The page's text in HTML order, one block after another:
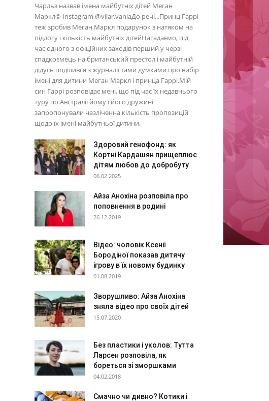
Чарльз назвав імена майбутніх дітей Меган
Маркл© Instagram @vilar.vaniaДо речі...Принц Гаррі
теж зробив Меган Маркл подарунок з натяком на
підлогу і кількість майбутніх дітейНагадаємо, під
час одного з офіційних заходів перший у черзі
спадкоємець на британський престол і майбутній
дідусь поділився з журналістами думками про вибір
імені для дитини Меган Маркл і принца Гаррі.Мій
син Гаррі розповідає мені, що під час їх недавнього
туру по Австралії йому і його дружині
запропонували незліченна кількість пропозицій
щодо їх імені майбутньої дитини.
Здоровий генофонд: як
Кортні Кардашян прищеплює
дітям любов до добробуту
06.02.2025
Айза Анохіна розповіла про
поповнення в родині
26.12.2019
Відео: чоловік Ксенії
Бородіної показав дитячу
ігрову в їх новому будинку
01.08.2019
Зворушливо: Айза Анохіна
зняла відео про своїх дітей
15.07.2020
Без пластики і уколов: Тутта
Ларсен розповіла, як
бореться зі зморшками
04.02.2018
Смачно чи дивно? Котики і